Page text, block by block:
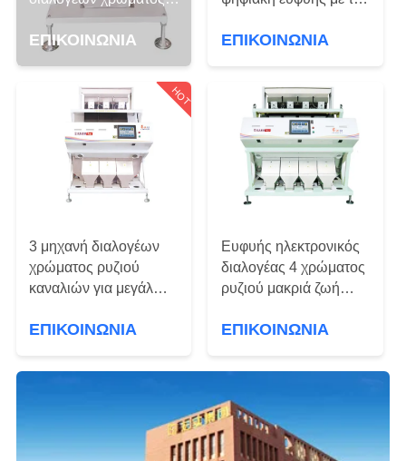
ΈΛΕΓΧΟΣ
ΜΑΣ
ΕΛΆΤΕ
ΕΠΑΦΉ
ΖΗΤΉΣΤΕ
ΈΝΑ
ΑΠΌΣΠΑΣΜΑ
PRIVACY
POLICY
ρυζιού καμερών
υψηλής ταχύτητας CCD
ΕΠΙΚΟΙΝΩΝΊΑ
50Hz
ΕΠΙΚΟΙΝΩΝΊΑ
HOT
3 μηχανή διαλογέων
χρώματος ρυζιού
καναλιών για μεγάλων
κολλώδη
ΕΠΙΚΟΙΝΩΝΊΑ
Ευφυής ηλεκτρονικός
διαλογέας 4 χρώματος
ρυζιού μακριά ζωή
ΕΠΙΚΟΙΝΩΝΊΑ